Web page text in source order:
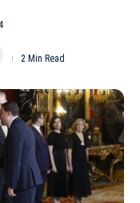
2 Min Read